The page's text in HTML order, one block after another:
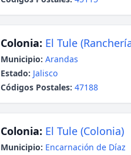
Colonia: El Tule
Municipio: Arandas
Estado: Jalisco
Códigos Postales: 47188
Colonia: El Tule (Colonia)
Municipio: Encarnación de Díaz